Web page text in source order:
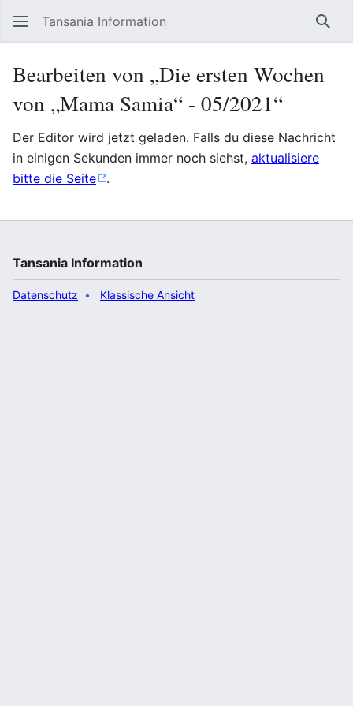
Tansania Information
Bearbeiten von „Die ersten Wochen
von „Mama Samia“ - 05/2021“
Der Editor wird jetzt geladen. Falls du diese Nachricht
in einigen Sekunden immer noch siehst, aktualisiere
bitte die Seite
.
Tansania Information
Datenschutz Klassische Ansicht